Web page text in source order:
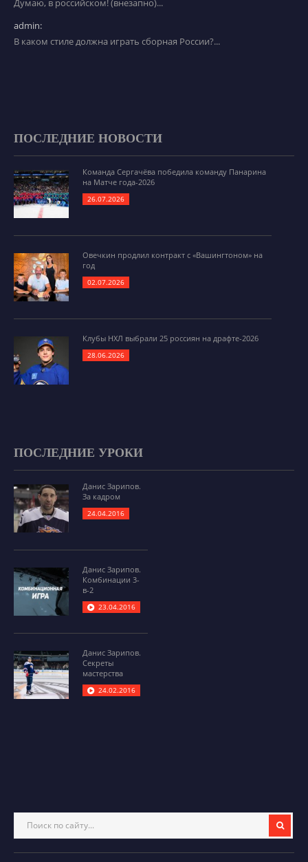
Думаю, в российском! (внезапно)...
admin:
В каком стиле должна играть сборная России?...
ПОСЛЕДНИЕ НОВОСТИ
Команда Сергачёва победила команду Панарина
на Матче года-2026
26.07.2026
Овечкин продлил контракт с «Вашингтоном» на
год
02.07.2026
Клубы НХЛ выбрали 25 россиян на драфте-2026
28.06.2026
ПОСЛЕДНИЕ УРОКИ
Данис Зарипов.
За кадром
24.04.2016
Данис Зарипов.
Комбинации 3-
в-2
23.04.2016
Данис Зарипов.
Секреты
мастерства
24.02.2016